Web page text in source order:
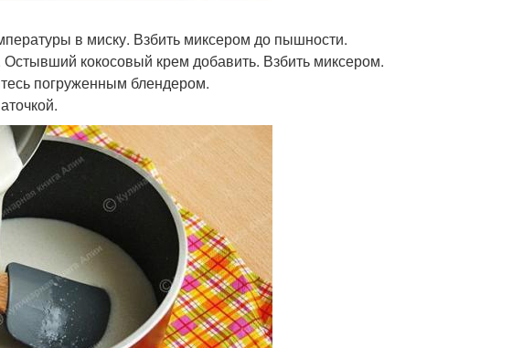
в миску. Взбить миксером до пышности.
кокосовый крем добавить. Взбить миксером.
погруженным блендером.